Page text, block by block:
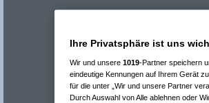
Ihre Privatsphäre ist uns
Wir und unsere 1019-Partner speichern
eindeutige Kennungen auf Ihrem Gerät
für die unter „Wir und unsere Partner
Durch Auswahl von Alle ablehnen oder